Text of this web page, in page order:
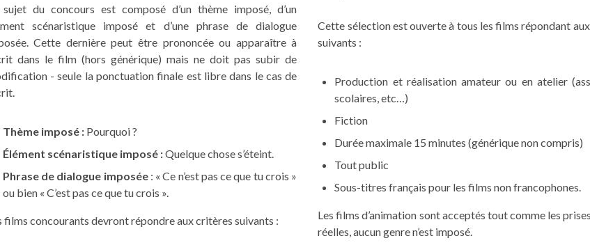
sujet du concours est composé d’un thème imposé, d’un
scénaristique imposé et d’une phrase de dialogue
Cette dernière peut être prononcée ou apparaître à
dans le film (hors générique) mais ne doit pas subir de
- seule la ponctuation finale est libre dans le cas de
Thème imposé :Pourquoi ?
Élément scénaristique imposé :Quelque chose s’éteint.
Phrase de dialogue imposée: « Ce n’est pas ce que tu crois »
ou bien « C’est pas ce que tu crois ».
films concourants devront répondre aux critères suivants :
Cette sélection est ouverte à tous les films répondant
suivants :
Production et réalisation amateur ou en atelier
scolaires, etc…)
Fiction
Durée maximale 15 minutes (générique non compris)
Tout public
Sous-titres français pour les films non francophones.
Les films d’animation sont acceptés tout comme les
réelles, aucun genre n’est imposé.